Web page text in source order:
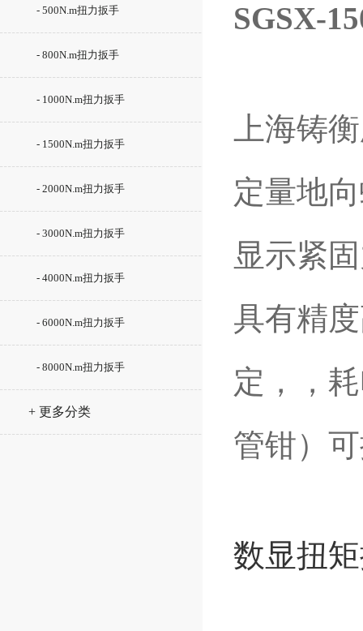
- 500N.m扭力扳手
- 800N.m扭力扳手
- 1000N.m扭力扳手
- 1500N.m扭力扳手
- 2000N.m扭力扳手
- 3000N.m扭力扳手
- 4000N.m扭力扳手
- 6000N.m扭力扳手
- 8000N.m扭力扳手
+ 更多分类
SGSX-
上海铸
定量地
显示紧
具有精
定，，
管钳）
数显扭